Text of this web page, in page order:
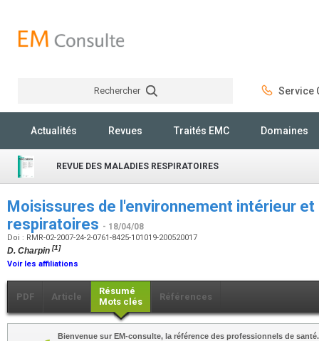
Rechercher Service
Actualités Revues Traités EMC Domaines
REVUE DES MALADIES RESPIRATOIRES
Moisissures de l'environnement intérieur
respiratoires - 18/04/08
Doi : RMR-02-2007-24-2-0761-8425-101019-200520017
D. Charpin [1]
Voir les affiliations
PDF Article
Résumé
Mots clés
Références
Bienvenue sur EM-consulte, la référence des professionnels de santé.